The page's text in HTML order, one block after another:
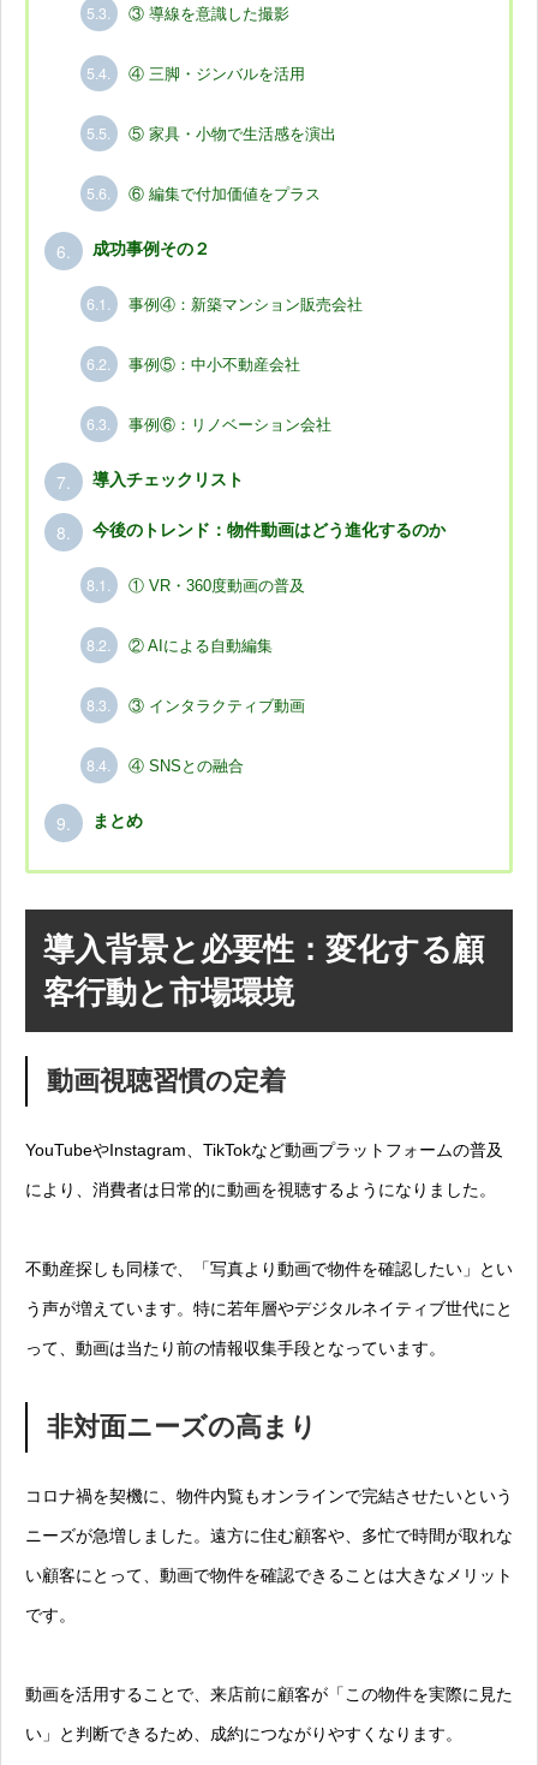
5.3. ③ 導線を意識した撮影
5.4. ④ 三脚・ジンバルを活用
5.5. ⑤ 家具・小物で生活感を演出
5.6. ⑥ 編集で付加価値をプラス
6. 成功事例その２
6.1. 事例④：新築マンション販売会社
6.2. 事例⑤：中小不動産会社
6.3. 事例⑥：リノベーション会社
7. 導入チェックリスト
8. 今後のトレンド：物件動画はどう進化するのか
8.1. ① VR・360度動画の普及
8.2. ② AIによる自動編集
8.3. ③ インタラクティブ動画
8.4. ④ SNSとの融合
9. まとめ
導入背景と必要性：変化する顧
客行動と市場環境
動画視聴習慣の定着
YouTubeやInstagram、TikTokなど動画プラットフォームの普及
により、消費者は日常的に動画を視聴するようになりました。
不動産探しも同様で、「写真より動画で物件を確認したい」とい
う声が増えています。特に若年層やデジタルネイティブ世代にと
って、動画は当たり前の情報収集手段となっています。
非対面ニーズの高まり
コロナ禍を契機に、物件内覧もオンラインで完結させたいという
ニーズが急増しました。遠方に住む顧客や、多忙で時間が取れな
い顧客にとって、動画で物件を確認できることは大きなメリット
です。
動画を活用することで、来店前に顧客が「この物件を実際に見た
い」と判断できるため、成約につながりやすくなります。